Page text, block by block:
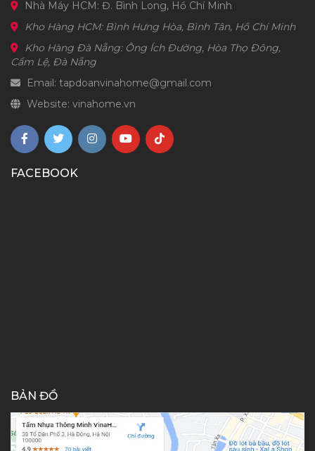
Nhà Máy HCM: Đ. Bình Long, Hồ Chí Minh
Kho Hàng HCM: Bình Hưng Hòa, Bình Tân, Hồ Chí Minh
Kho Hàng Đà Nẵng: Ông Ích Đường, Hòa Thọ Đông,
Cẩm Lệ, Đà Nẵng
Email: tapdoanvinahome@gmail.com
Website: vinahome.vn
FACEBOOK
BẢN ĐỒ